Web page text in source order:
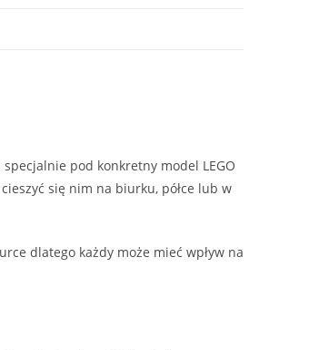
pod konkretny model LEGO
się nim na biurku, półce lub w
dlatego każdy może mieć wpływ na